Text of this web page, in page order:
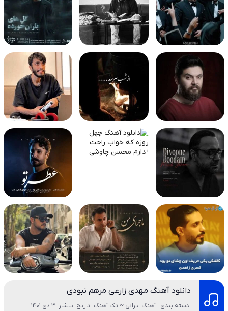
دانلود آهنگ مهدی زارعی مرهم نبودی
دسته بندی : آهنگ ایرانی ~ تک آهنگ تاریخ انتشار :3 دی 1401